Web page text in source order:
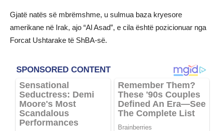
Gjatë natës së mbrëmshme, u sulmua baza kryesore
amerikane në Irak, ajo “Al Asad”, e cila është pozicionuar nga
Forcat Ushtarake të ShBA-së.